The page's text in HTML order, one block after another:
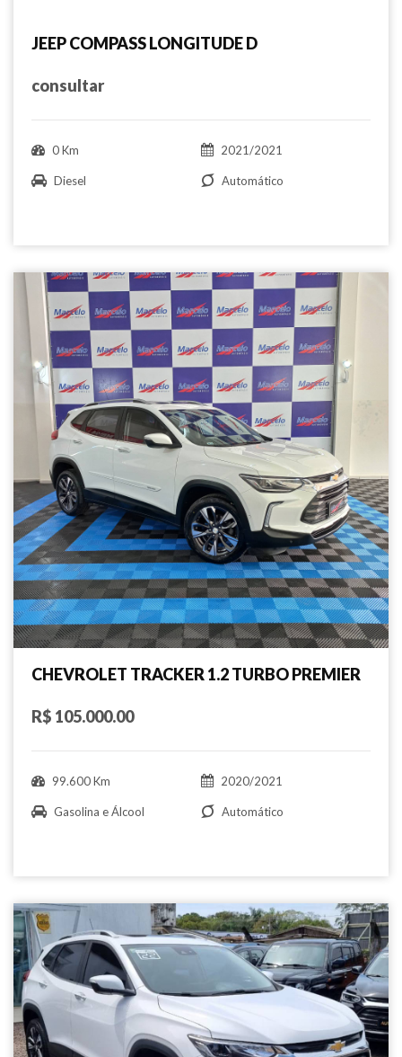
JEEP COMPASS LONGITUDE D
consultar
0 Km 2021/2021
Diesel Automático
CHEVROLET TRACKER 1.2 TURBO PREMIER
R$ 105.000.00
99.600 Km 2020/2021
Gasolina e Álcool Automático